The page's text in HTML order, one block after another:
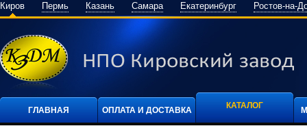
Киров Пермь Казань Самара Екатеринбург Ростов-на-
ГЛАВНАЯ ОПЛАТА И ДОСТАВКА КАТАЛОГ